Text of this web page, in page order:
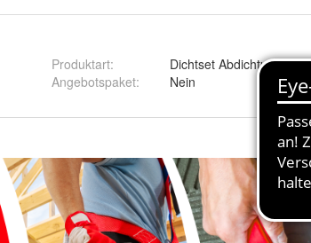
Produktart:
Dichtset Abdichtung
Angebotspaket: Nein